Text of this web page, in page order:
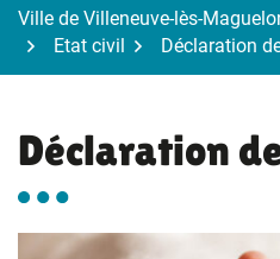
Ville de Villeneuve-lès-
Etat civil
Déclaration
Déclaration